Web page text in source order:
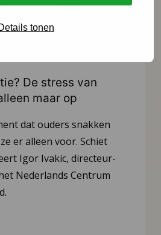
tonen
De stress van
maar op
dat ouders snakken
er alleen voor. Schiet
Igor Ivakic, directeur-
Nederlands Centrum